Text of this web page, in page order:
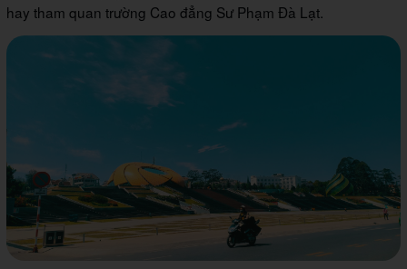
hay tham quan trường Cao đẳng Sư Phạm Đà Lạt.